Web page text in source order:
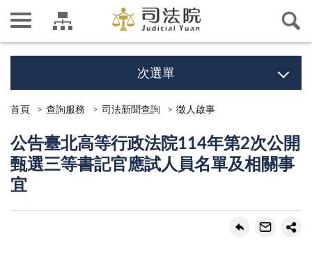
次選單
首頁 查詢服務 司法新聞查詢 徵人啟事
公告臺北高等行政法院114年第2次公開
甄選三等書記官應試人員名單及相關事
宜